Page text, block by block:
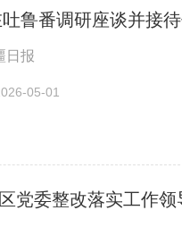
鲁番调研座谈并接
日报
05-01
党委整改落实工作